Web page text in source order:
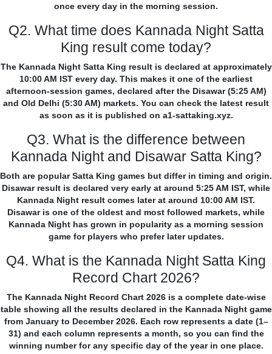
once every day in the morning session.
Q2. What time does Kannada Night Satta
King result come today?
The Kannada Night Satta King result is declared at approximately
10:00 AM IST every day. This makes it one of the earliest
afternoon-session games, declared after the Disawar (5:25 AM)
and Old Delhi (5:30 AM) markets. You can check the latest result
as soon as it is published on a1-sattaking.xyz.
Q3. What is the difference between
Kannada Night and Disawar Satta King?
Both are popular Satta King games but differ in timing and origin.
Disawar result is declared very early at around 5:25 AM IST, while
Kannada Night result comes later at around 10:00 AM IST.
Disawar is one of the oldest and most followed markets, while
Kannada Night has grown in popularity as a morning session
game for players who prefer later updates.
Q4. What is the Kannada Night Satta King
Record Chart 2026?
The Kannada Night Record Chart 2026 is a complete date-wise
table showing all the results declared in the Kannada Night game
from January to December 2026. Each row represents a date (1–
31) and each column represents a month, so you can find the
winning number for any specific day of the year in one place.